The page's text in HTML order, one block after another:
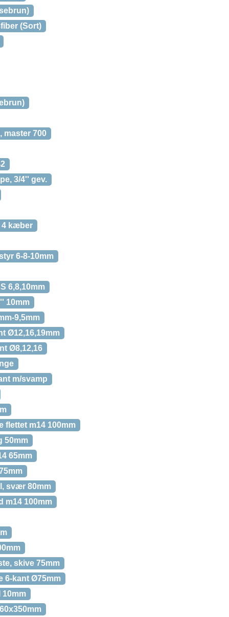
(Sort)
master 700
3/4'' gev.
4 kæber
6-8-10mm
6,8,10mm
10mm
9,5mm
Ø12,16,19mm
Ø8,12,16
m/svamp
flettet m14 100mm
50mm
65mm
svær 80mm
m14 100mm
skive 75mm
6-kant Ø75mm